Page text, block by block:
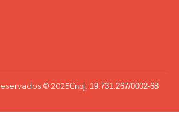
© 2025Cnpj: 19.731.267/0002-68